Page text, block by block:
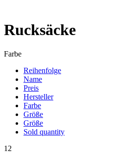
Rucksäcke
Farbe
Reihenfolge
Name
Preis
Hersteller
Farbe
Größe
Größe
Sold quantity
12